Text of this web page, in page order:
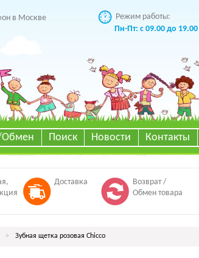
в Москве
Режим работы:
Пн-Пт: с 09.00 до 19.00
Обмен Поиск Новости Контакты
Доставка
Возврат /
Обмен товара
> Зубная щетка розовая Chicco